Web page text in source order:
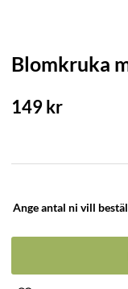
Blomkruka
149kr
Ange antal ni vill